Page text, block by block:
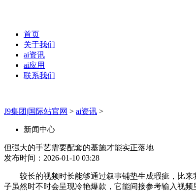
首页
关于我们
ai资讯
ai应用
联系我们
J9集团|国际站官网 > ai资讯 >
新闻中心
但强大的手艺需要配套的基施才能实正落地
发布时间：2026-01-10 03:28
较长的视频时长能够通过叙事铺垫生成瑕疵，比来
子虽然时不时会呈现冷艳爆款，它能间接参考输入视